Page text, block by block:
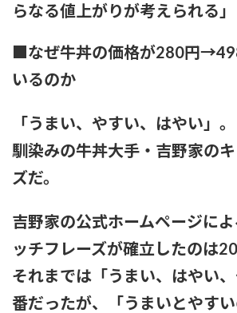
【画像】女子アナさん、うっかり街中でコ
ひなーずでレゴランドに行く！
【画像】風俗でこのレベルのキツネ系女子
あいみょん「私が乳出してるみたいな…き
らなる値上がりが考えられる」
■なぜ牛丼の価格が280円
いるのか
「うまい、やすい、はやい」
馴染みの牛丼大手・吉野家の
ズだ。
吉野家の公式ホームページに
ッチフレーズが確立したのは
それまでは「うまい、はやい
番だったが、「うまいとやす